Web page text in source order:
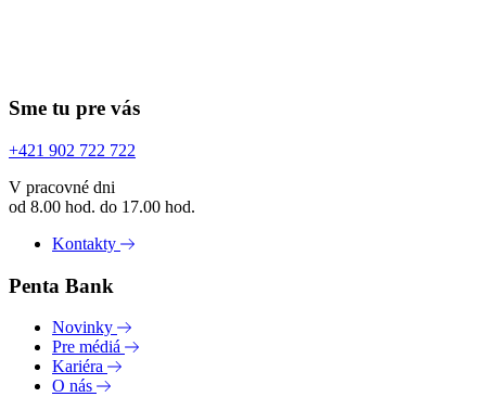
Sme tu pre vás
+421 902 722 722
V pracovné dni
od 8.00 hod. do 17.00 hod.
Kontakty
Penta Bank
Novinky
Pre médiá
Kariéra
O nás